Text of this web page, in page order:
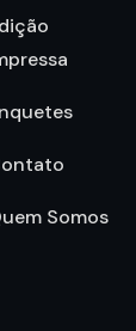
Somos